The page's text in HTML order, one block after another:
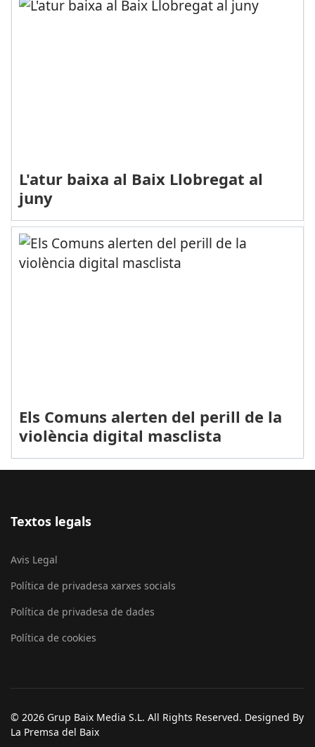
L'atur baixa al Baix Llobregat al
juny
Els Comuns alerten del perill de la
violència digital masclista
Textos legals
Avis Legal
Política de privadesa xarxes socials
Política de privadesa de dades
Política de cookies
© 2026 Grup Baix Media S.L. All Rights Reserved. Designed By
La Premsa del Baix